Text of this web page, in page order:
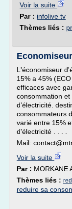
Voir la suite
Par : infolive tv
Thèmes liés :
L'économiseur
15% a 45%
efficaces avec
consommation
d’électricité.
consommateurs
varié entre 15%
d'électricité . . . .
Mail:
Voir la suite
Par : MORKANE
Thèmes liés :
reduire sa